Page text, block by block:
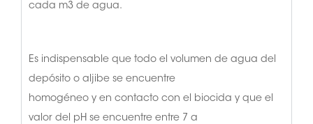
cada m3 de agua.
Es indispensable que todo el volumen de agua del
depósito o aljibe se encuentre
homogéneo y en contacto con el biocida y que el
valor del pH se encuentre entre 7 a